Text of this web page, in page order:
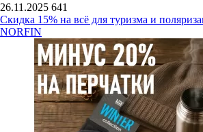
26.11.2025 641
Скидка 15% на всё для туризма и
NORFIN